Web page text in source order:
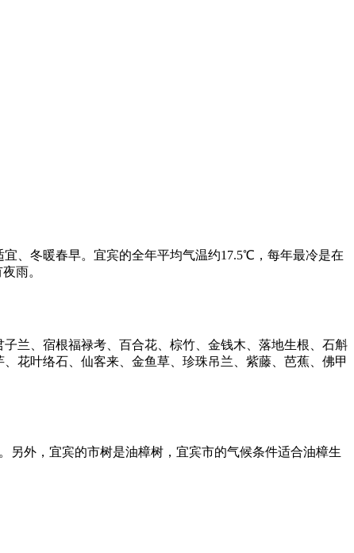
、冬暖春早。宜宾的全年平均气温约17.5℃，每年最冷是在
雨。
兰、宿根福禄考、百合花、棕竹、金钱木、落地生根、石斛
花叶络石、仙客来、金鱼草、珍珠吊兰、紫藤、芭蕉、佛甲
另外，宜宾的市树是油樟树，宜宾市的气候条件适合油樟生